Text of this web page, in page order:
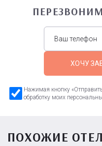
ХОЧУ
Нажимая кнопку
обработку моих
ПОХОЖИЕ